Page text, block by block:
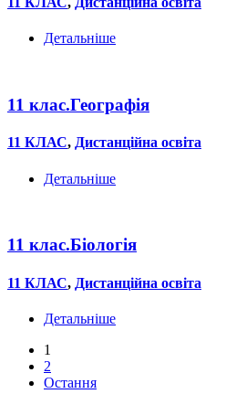
Детальніше
11 клас.Географія
11 КЛАС, Дистанційна освіта
Детальніше
11 клас.Біологія
11 КЛАС, Дистанційна освіта
Детальніше
1
2
Остання